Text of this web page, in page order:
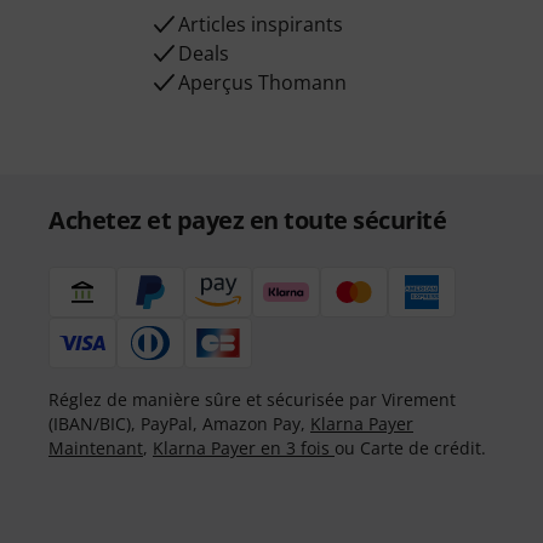
Articles inspirants
Deals
Aperçus Thomann
Achetez et payez en toute sécurité
Réglez de manière sûre et sécurisée par Virement
(IBAN/BIC), PayPal, Amazon Pay, Klarna Payer
Maintenant, Klarna Payer en 3 fois ou Carte de crédit.